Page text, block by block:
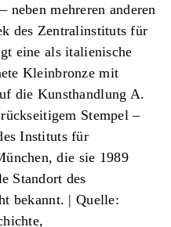
neben mehreren anderen
des Zentralinstituts für
eine als italienische
Kleinbronze mit
die Kunsthandlung A.
Stempel –
Instituts für
die sie 1989
Standort des
bekannt. | Quelle: